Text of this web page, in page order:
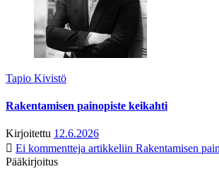
Tapio Kivistö
Rakentamisen painopiste keikahti
Kirjoitettu 12.6.2026
Ei kommentteja artikkeliin Rakentamisen
Pääkirjoitus